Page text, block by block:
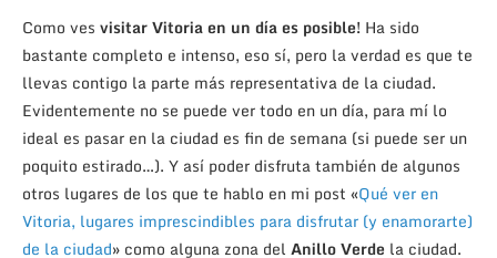
Como ves visitar Vitoria en un día es posible! Ha sido
bastante completo e intenso, eso sí, pero la verdad es que te
llevas contigo la parte más representativa de la ciudad.
Evidentemente no se puede ver todo en un día, para mí lo
ideal es pasar en la ciudad es fin de semana (si puede ser un
poquito estirado…). Y así poder disfruta también de algunos
otros lugares de los que te hablo en mi post «Qué ver en
Vitoria, lugares imprescindibles para disfrutar (y enamorarte)
de la ciudad» como alguna zona del Anillo Verde la ciudad.